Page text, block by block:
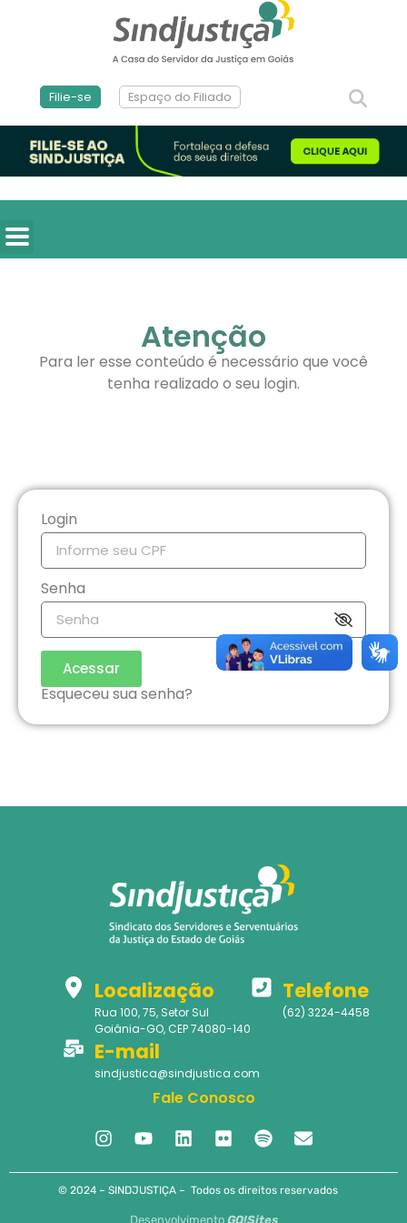
Filie-se Espaço do Filiado
Atenção
Para ler esse conteúdo é necessário que você
tenha realizado o seu login.
Login
Senha
Acessar
Esqueceu sua senha?
Localização
Rua 100, 75, Setor Sul
Goiânia-GO, CEP 74080-140
Telefone
(62) 3224-4458
E-mail
sindjustica@sindjustica.com
Fale Conosco
© 2024 – SINDJUSTIÇA – Todos os direitos reservados
Desenvolvimento GO!Sites